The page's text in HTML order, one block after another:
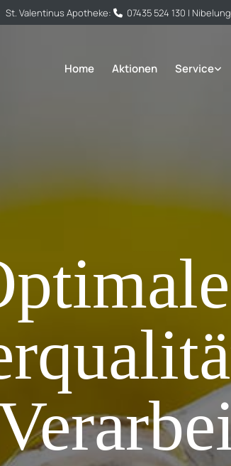
St. Valentinus Apotheke:  07435 524 130 |
Home Aktionen Service